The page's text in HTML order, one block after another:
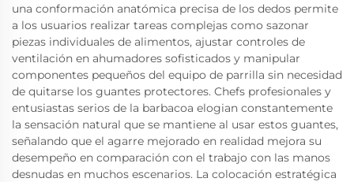
una conformación anatómica precisa de los dedos permite
a los usuarios realizar tareas complejas como sazonar
piezas individuales de alimentos, ajustar controles de
ventilación en ahumadores sofisticados y manipular
componentes pequeños del equipo de parrilla sin necesidad
de quitarse los guantes protectores. Chefs profesionales y
entusiastas serios de la barbacoa elogian constantemente
la sensación natural que se mantiene al usar estos guantes,
señalando que el agarre mejorado en realidad mejora su
desempeño en comparación con el trabajo con las manos
desnudas en muchos escenarios. La colocación estratégica